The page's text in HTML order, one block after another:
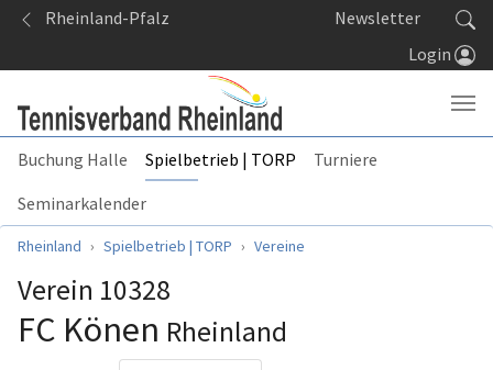
Springe zum Seiteninhalt
Rheinland-Pfalz
Newsletter
Login
Buchung Halle Spielbetrieb | TORP
Turniere
Seminarkalender
Sie sind hier:
Rheinland Spielbetrieb | TORP Vereine
Verein 10328
FC Könen Rheinland